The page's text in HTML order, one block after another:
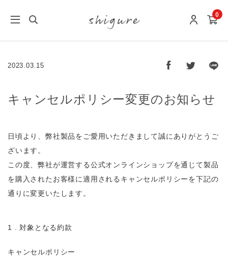
0
2023.03.15
キャンセルポリシー変更のお知らせ
日頃より、弊社製品をご愛用いただきまして誠にありがとうご
ざいます。
この度、弊社が運営する公式オンラインショップを通じて製品
を購入されたお客様に適用されるキャンセルポリシーを下記の
通りに変更いたします。
1 . 対象となる約款
キャンセルポリシー